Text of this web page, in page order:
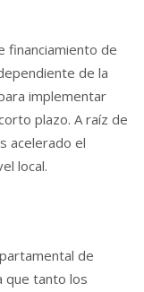
financiamiento de
de la
implementar
plazo. A raíz de
acelerado el
local.
de
que tanto los